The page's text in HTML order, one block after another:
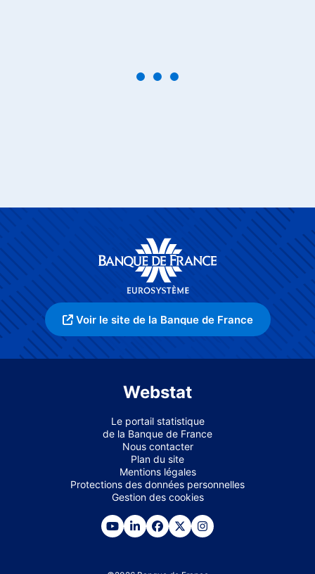
Voir le site de la Banque de France
Webstat
Le portail statistique
de la Banque de France
Nous contacter
Plan du site
Mentions légales
Protections des données personnelles
Gestion des cookies